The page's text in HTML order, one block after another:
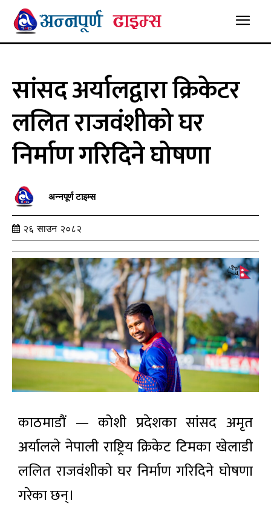
सांसद अर्यालद्वारा क्रिकेटर
ललित राजवंशीको घर
निर्माण गरिदिने घोषणा
अन्नपूर्ण टाइम्स
२६ साउन २०८२
काठमाडौं — कोशी प्रदेशका सांसद अमृत
अर्यालले नेपाली राष्ट्रिय क्रिकेट टिमका खेलाडी
ललित राजवंशीको घर निर्माण गरिदिने घोषणा
गरेका छन्।